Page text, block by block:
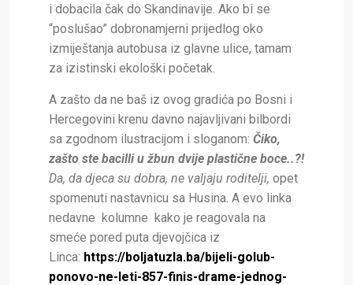
i dobacila čak do Skandinavije. Ako bi se
“poslušao” dobronamjerni prijedlog oko
izmiještanja autobusa iz glavne ulice, tamam
za izistinski ekološki početak.
A zašto da ne baš iz ovog gradića po Bosni i
Hercegovini krenu davno najavljivani bilbordi
sa zgodnom ilustracijom i sloganom: Čiko,
zašto ste bacilli u žbun dvije plastične boce..?!
Da, da djeca su dobra, ne valjaju roditelji, opet
spomenuti nastavnicu sa Husina. A evo linka
nedavne kolumne kako je reagovala na
smeće pored puta djevojčica iz
Linca: https://boljatuzla.ba/bijeli-golub-
ponovo-ne-leti-857-finis-drame-jednog-